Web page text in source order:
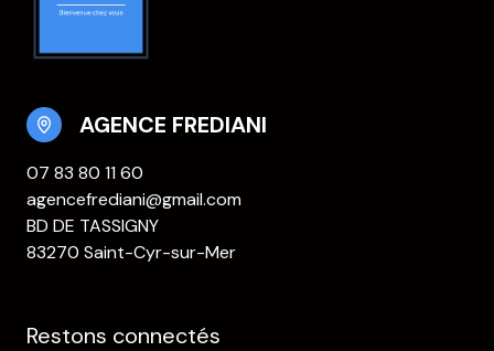
AGENCE FREDIANI
07 83 80 11 60
agencefrediani@gmail.com
BD DE TASSIGNY
83270 Saint-Cyr-sur-Mer
Restons connectés